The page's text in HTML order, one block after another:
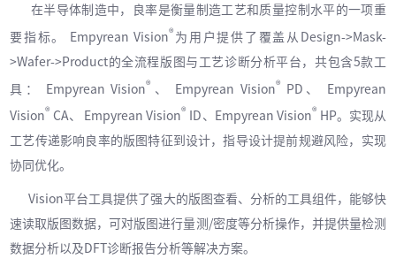
在半导体制造中，良率是衡量制造工艺和质量控制水平的一项重
要指标。 Empyrean Vision® 为用户提供了覆盖从Design->Mask-
>Wafer->Product的全流程版图与工艺诊断分析平台，共包含5款工
具： Empyrean Vision® 、 Empyrean Vision® PD、 Empyrean
Vision® CA、 Empyrean Vision® ID、Empyrean Vision® HP。实现从
工艺传递影响良率的版图特征到设计，指导设计提前规避风险，实现
协同优化。
Vision平台工具提供了强大的版图查看、分析的工具组件，能够快
速读取版图数据，可对版图进行量测/密度等分析操作，并提供量检测
数据分析以及DFT诊断报告分析等解决方案。